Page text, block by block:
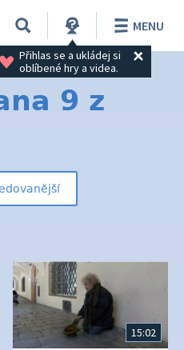
Přihlas se a ukládej si
oblíbené hry a videa.
MENU
9 z
15:02